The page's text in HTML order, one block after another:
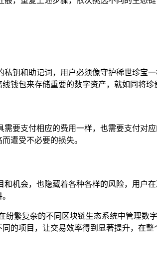
钥和助记词，用户必须像守护稀世珍宝
钱包来存储重要的数字资产，就如同将珍
要支付相应的费用一样，也需要支付对
遭受不必要的损失。
机会，也隐藏着各种各样的风险，用户
繁复杂的不同区块链生态系统中管理
的项目，让交易效率得到显著提升，在